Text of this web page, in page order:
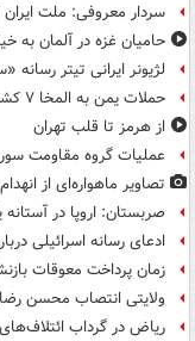
سردار معروفی: ملت
حامیان غزه در آلمان به
لژیونر ایرانی تیتر
حملات یمن به المخا ۷ کشته و ۳۰ مجروح برجا گذاشت
از هرمز تا قلب تهران
عملیات گروه مقاومت
تصاویر ماهواره‌ای از انهدام
صربستان: اروپا در
ادعای رسانه اسرائیلی
زمان پرداخت معوقات
ولایتی انتصاب محسن
ریاض در گرداب